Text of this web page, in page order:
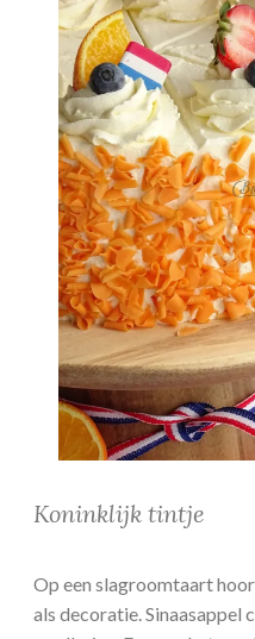
Koninklijk tintje
Op een slagroomtaart
als decoratie.